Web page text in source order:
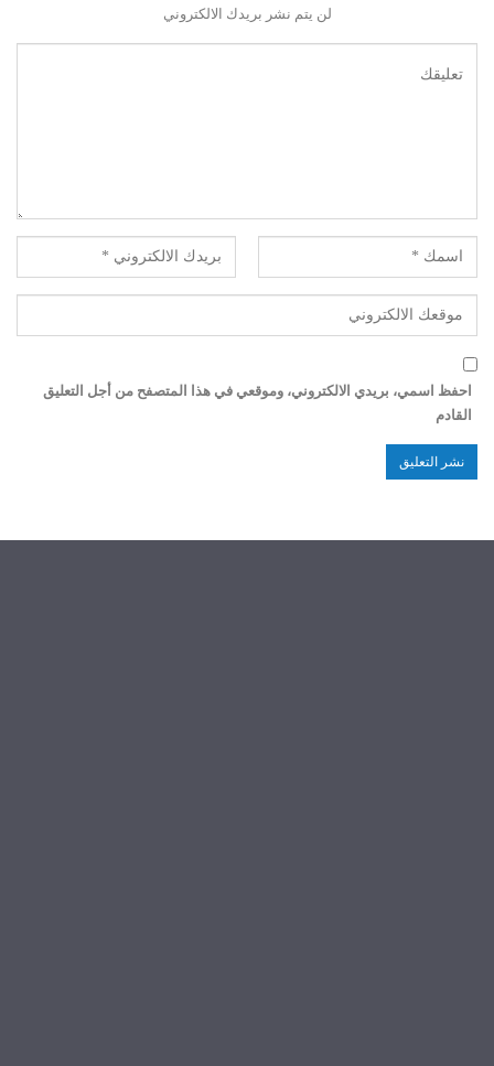
لن يتم نشر بريدك الالكتروني
احفظ اسمي، بريدي الالكتروني، وموقعي في هذا المتصفح من أجل التعليق
القادم